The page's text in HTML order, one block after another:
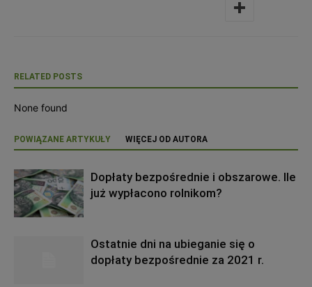
RELATED POSTS
None found
POWIĄZANE ARTYKUŁY WIĘCEJ OD AUTORA
Dopłaty bezpośrednie i obszarowe. Ile
już wypłacono rolnikom?
Ostatnie dni na ubieganie się o
dopłaty bezpośrednie za 2021 r.